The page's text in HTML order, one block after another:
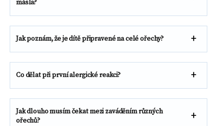
másla?
Jak poznám, že je dítě připravené na celé ořechy?
Co dělat při první alergické reakci?
Jak dlouho musím čekat mezi zaváděním různých
ořechů?